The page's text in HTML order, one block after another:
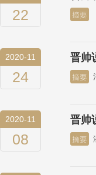
22
2020-11
24
晋帅
2020-11
08
晋帅